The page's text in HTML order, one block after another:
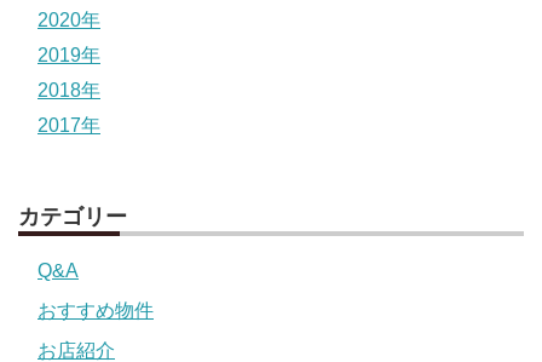
2020年
2019年
2018年
2017年
カテゴリー
Q&A
おすすめ物件
お店紹介